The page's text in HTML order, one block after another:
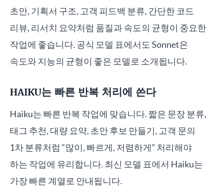
초안, 기획서 구조, 고객 피드백 분류, 간단한 코드
리뷰, 리서치 요약처럼 품질과 속도의 균형이 중요한
작업에 좋습니다. 공식 모델 표에서도 Sonnet은
속도와 지능의 균형이 좋은 모델로 소개됩니다.
HAIKU는 빠른 반복 처리에 쓴다
Haiku는 빠른 반복 작업에 맞습니다. 짧은 문장 분류,
태그 추천, 대량 요약, 초안 후보 만들기, 고객 문의
1차 분류처럼 “많이, 빠르게, 저렴하게” 처리해야
하는 작업에 유리합니다. 최신 모델 표에서 Haiku는
가장 빠른 계열로 안내됩니다.